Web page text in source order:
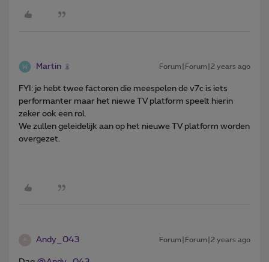
Martin Forum|Forum|2 years ago
FYI: je hebt twee factoren die meespelen de v7c is iets
performanter maar het niewe TV platform speelt hierin
zeker ook een rol.
We zullen geleidelijk aan op het nieuwe TV platform worden
overgezet.
Andy_043 Forum|Forum|2 years ago